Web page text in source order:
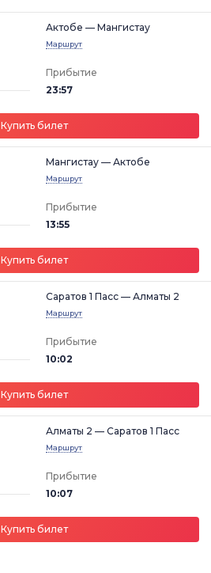
Актобе — Мангистау
Маршрут
Прибытие
23:57
Купить билет
Мангистау — Актобе
Маршрут
Прибытие
13:55
Купить билет
Саратов 1 Пасс — Алматы 2
Маршрут
Прибытие
10:02
Купить билет
Алматы 2 — Саратов 1 Пасс
Маршрут
Прибытие
10:07
Купить билет